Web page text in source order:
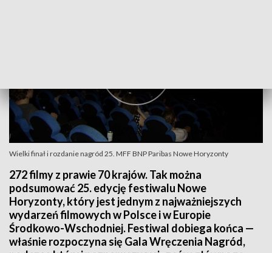
Wielki finał i rozdanie nagród 25. MFF BNP Paribas Nowe Horyzonty
272 filmy z prawie 70 krajów. Tak można
podsumować 25. edycję festiwalu Nowe
Horyzonty, który jest jednym z najważniejszych
wydarzeń filmowych w Polsce i w Europie
Środkowo-Wschodniej. Festiwal dobiega końca —
właśnie rozpoczyna się Gala Wręczenia Nagród,